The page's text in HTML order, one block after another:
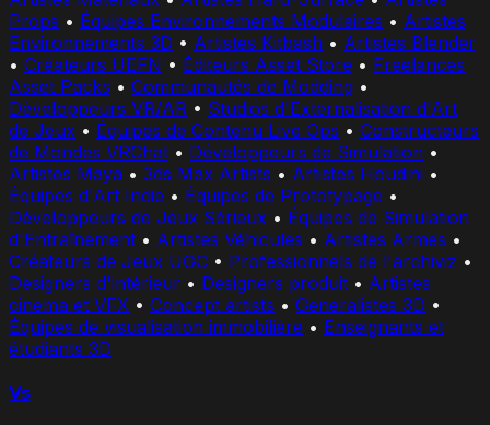
Props • Équipes Environnements Modulaires • Artistes
Environnements 3D • Artistes Kitbash • Artistes Blender
• Créateurs UEFN • Éditeurs Asset Store • Freelances
Asset Packs • Communautés de Modding •
Développeurs VR/AR • Studios d'Externalisation d'Art
de Jeux • Équipes de Contenu Live Ops • Constructeurs
de Mondes VRChat • Développeurs de Simulation •
Artistes Maya • 3ds Max Artists • Artistes Houdini •
Équipes d'Art Indie • Équipes de Prototypage •
Développeurs de Jeux Sérieux • Équipes de Simulation
d'Entraînement • Artistes Véhicules • Artistes Armes •
Créateurs de Jeux UGC • Professionnels de l'archiviz •
Designers d'intérieur • Designers produit • Artistes
cinema et VFX • Concept artists • Generalistes 3D •
Équipes de visualisation immobilière • Enseignants et
étudiants 3D
Vs